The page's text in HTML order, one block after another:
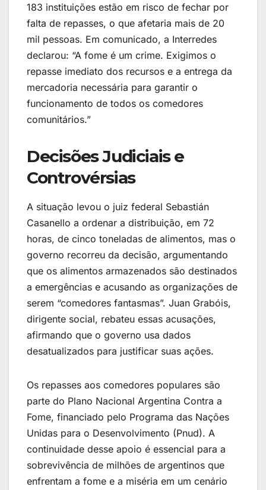
183 instituições estão em risco de fechar por
falta de repasses, o que afetaria mais de 20
mil pessoas. Em comunicado, a Interredes
declarou: “A fome é um crime. Exigimos o
repasse imediato dos recursos e a entrega da
mercadoria necessária para garantir o
funcionamento de todos os comedores
comunitários.”
Decisões Judiciais e
Controvérsias
A situação levou o juiz federal Sebastián
Casanello a ordenar a distribuição, em 72
horas, de cinco toneladas de alimentos, mas o
governo recorreu da decisão, argumentando
que os alimentos armazenados são destinados
a emergências e acusando as organizações de
serem “comedores fantasmas”. Juan Grabóis,
dirigente social, rebateu essas acusações,
afirmando que o governo usa dados
desatualizados para justificar suas ações.
Os repasses aos comedores populares são
parte do Plano Nacional Argentina Contra a
Fome, financiado pelo Programa das Nações
Unidas para o Desenvolvimento (Pnud). A
continuidade desse apoio é essencial para a
sobrevivência de milhões de argentinos que
enfrentam a fome e a miséria em um cenário